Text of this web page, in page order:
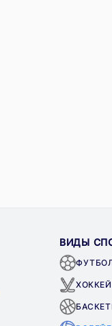
ВИДЫ
ХОККЕЙ